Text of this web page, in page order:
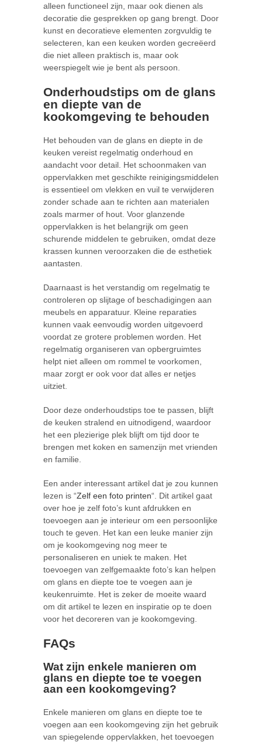
alleen functioneel zijn, maar ook dienen als
decoratie die gesprekken op gang brengt. Door
kunst en decoratieve elementen zorgvuldig te
selecteren, kan een keuken worden gecreëerd
die niet alleen praktisch is, maar ook
weerspiegelt wie je bent als persoon.
Onderhoudstips om de glans
en diepte van de
kookomgeving te behouden
Het behouden van de glans en diepte in de
keuken vereist regelmatig onderhoud en
aandacht voor detail. Het schoonmaken van
oppervlakken met geschikte reinigingsmiddelen
is essentieel om vlekken en vuil te verwijderen
zonder schade aan te richten aan materialen
zoals marmer of hout. Voor glanzende
oppervlakken is het belangrijk om geen
schurende middelen te gebruiken, omdat deze
krassen kunnen veroorzaken die de esthetiek
aantasten.
Daarnaast is het verstandig om regelmatig te
controleren op slijtage of beschadigingen aan
meubels en apparatuur. Kleine reparaties
kunnen vaak eenvoudig worden uitgevoerd
voordat ze grotere problemen worden. Het
regelmatig organiseren van opbergruimtes
helpt niet alleen om rommel te voorkomen,
maar zorgt er ook voor dat alles er netjes
uitziet.
Door deze onderhoudstips toe te passen, blijft
de keuken stralend en uitnodigend, waardoor
het een plezierige plek blijft om tijd door te
brengen met koken en samenzijn met vrienden
en familie.
Een ander interessant artikel dat je zou kunnen
lezen is “Zelf een foto printen“. Dit artikel gaat
over hoe je zelf foto’s kunt afdrukken en
toevoegen aan je interieur om een persoonlijke
touch te geven. Het kan een leuke manier zijn
om je kookomgeving nog meer te
personaliseren en uniek te maken. Het
toevoegen van zelfgemaakte foto’s kan helpen
om glans en diepte toe te voegen aan je
keukenruimte. Het is zeker de moeite waard
om dit artikel te lezen en inspiratie op te doen
voor het decoreren van je kookomgeving.
FAQs
Wat zijn enkele manieren om
glans en diepte toe te voegen
aan een kookomgeving?
Enkele manieren om glans en diepte toe te
voegen aan een kookomgeving zijn het gebruik
van spiegelende oppervlakken, het toevoegen